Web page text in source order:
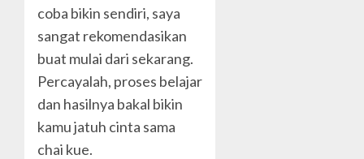
coba bikin sendiri, saya
sangat rekomendasikan
buat mulai dari sekarang.
Percayalah, proses belajar
dan hasilnya bakal bikin
kamu jatuh cinta sama
chai kue.